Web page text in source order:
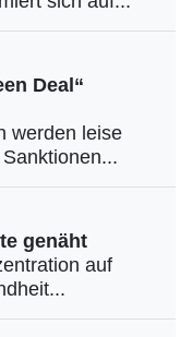
Deal“
werden leise
genäht
auf